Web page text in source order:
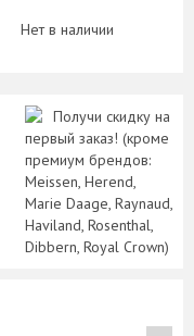
Нет в наличии
Получи скидку на
первый заказ! (кроме
премиум брендов:
Meissen, Herend,
Marie Daage, Raynaud,
Haviland, Rosenthal,
Dibbern, Royal Crown)